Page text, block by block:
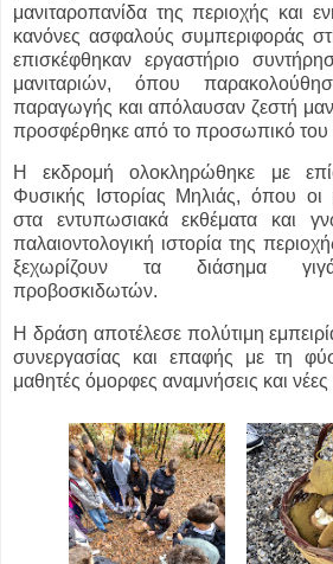
μανιταροπανίδα της περιοχής και
κανόνες ασφαλούς συμπεριφοράς
επισκέφθηκαν εργαστήριο
μανιταριών, όπου
παραγωγής και απόλαυσαν ζεστή
προσφέρθηκε από το προσωπικό του
Η εκδρομή ολοκληρώθηκε με
Φυσικής Ιστορίας Μηλιάς, όπου οι
στα εντυπωσιακά εκθέματα και
παλαιοντολογική ιστορία της
ξεχωρίζουν τα διάσημα
προβοσκιδωτών.
Η δράση αποτέλεσε πολύτιμη
συνεργασίας και επαφής με τη
μαθητές όμορφες αναμνήσεις και